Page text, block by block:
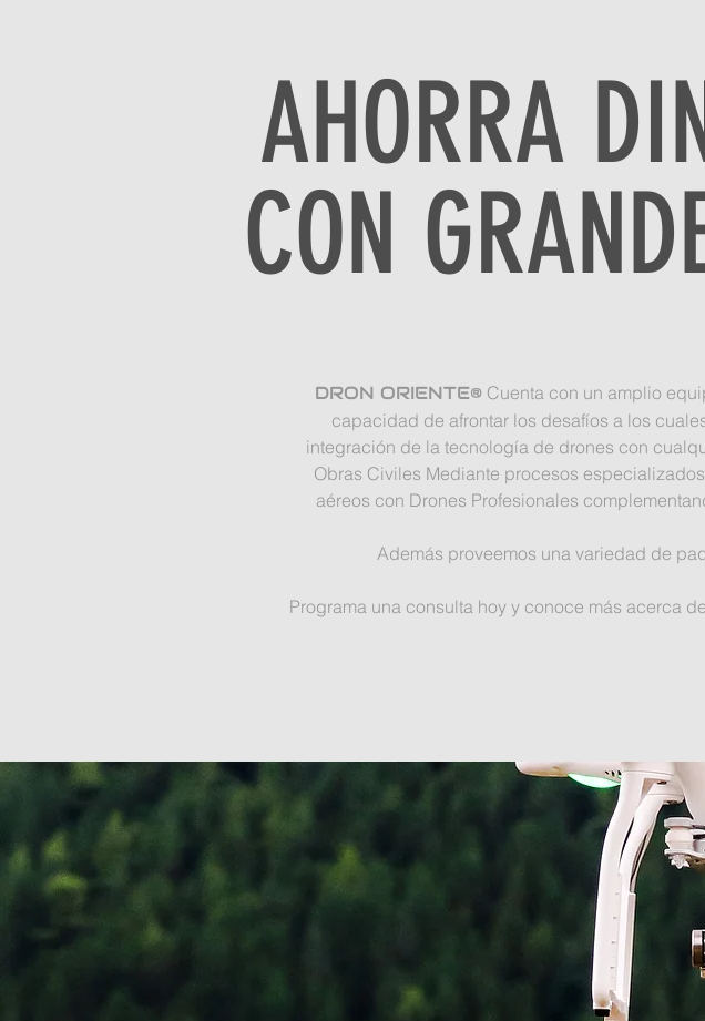
AHORRA
CON
DRON ORIENTE® Cuenta con un amplio
capacidad de afrontar los desafíos a los
integración de la tecnología de drones con
Obras Civiles Mediante procesos
aéreos con Drones Profesionales
Además proveemos una variedad de
Programa una consulta hoy y conoce más acerca